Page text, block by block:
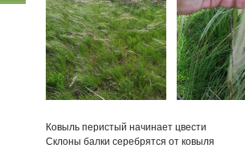
Ковыль перистый начинает цвести
Склоны балки серебрятся от ковыля